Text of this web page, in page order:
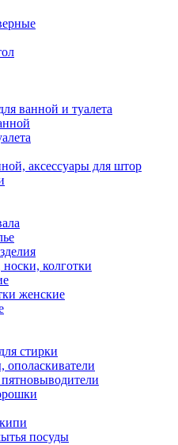
ванной и туалета
аксессуары для штор
колготки
женские
стирки
посуды